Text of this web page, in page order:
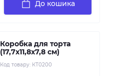
До кошика
Коробка для торта
(17,7х11,8х7,8 см)
Код товару: КТ0200